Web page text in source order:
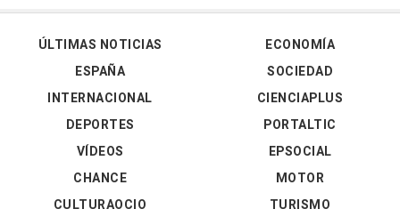
ÚLTIMAS NOTICIAS
ESPAÑA
INTERNACIONAL
DEPORTES
VÍDEOS
ECONOMÍA
SOCIEDAD
CIENCIAPLUS
PORTALTIC
EPSOCIAL
CHANCE
CULTURAOCIO
MOTOR
TURISMO